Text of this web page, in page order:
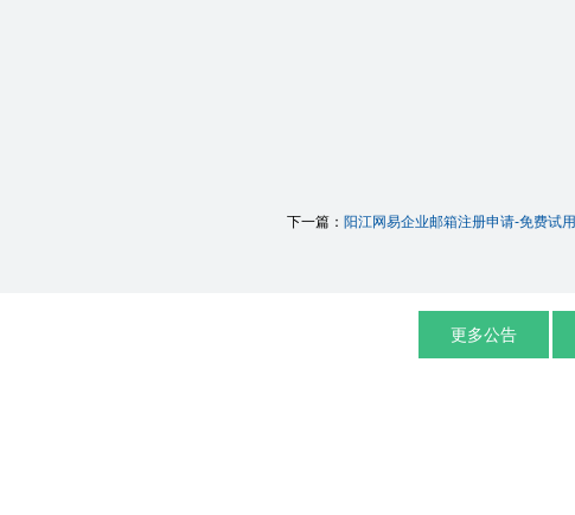
下一篇： 阳江网易企业邮箱注册申请-免费试用
更多公告